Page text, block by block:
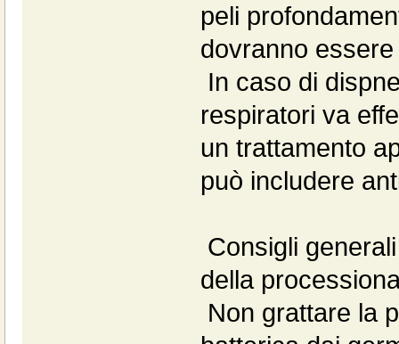
peli
dovranno
In caso di
respiratori va
un trattamento
può includere
Consigli
della
Non grattare la